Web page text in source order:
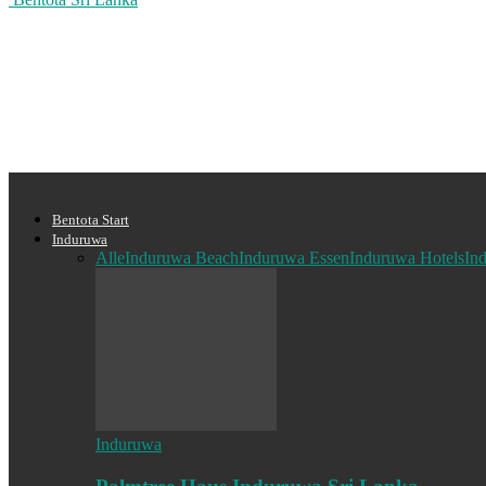
Bentota Start
Induruwa
AlleInduruwa BeachInduruwa EssenInduruwa Hotels
Induruwa